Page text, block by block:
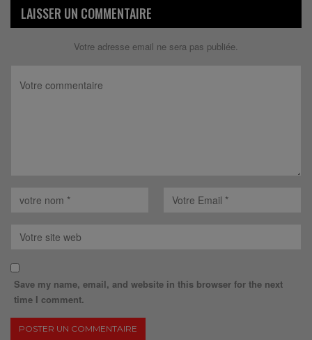
LAISSER UN COMMENTAIRE
Votre adresse email ne sera pas publiée.
Save my name, email, and website in this browser for the next
time I comment.